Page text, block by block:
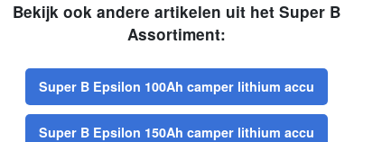
Bekijk ook andere artikelen uit het Super B
Assortiment:
Super B Epsilon 100Ah camper lithium accu
Super B Epsilon 150Ah camper lithium accu